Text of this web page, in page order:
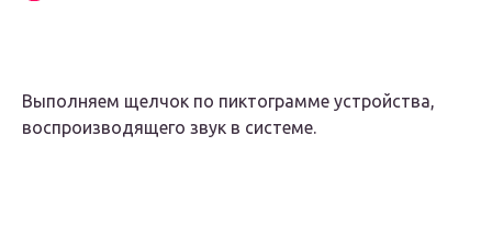
Выполняем щелчок по пиктограмме устройства,
воспроизводящего звук в системе.